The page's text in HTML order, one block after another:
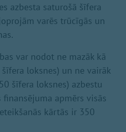
azbesta saturošā šīfera
varēs trūcīgās un
var nodot ne mazāk kā
loksnes) un ne vairāk
šīfera loksnes) azbestu
apmērs visās
kārtās ir 350